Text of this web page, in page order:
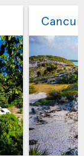
Cancun